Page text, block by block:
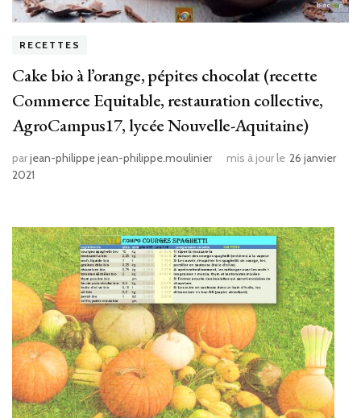
RECETTES
Cake bio à l’orange, pépites chocolat (recette
Commerce Equitable, restauration collective,
AgroCampus17, lycée Nouvelle-Aquitaine)
parjean-philippe jean-philippe.moulinier mis à jour le 26 janvier
2021